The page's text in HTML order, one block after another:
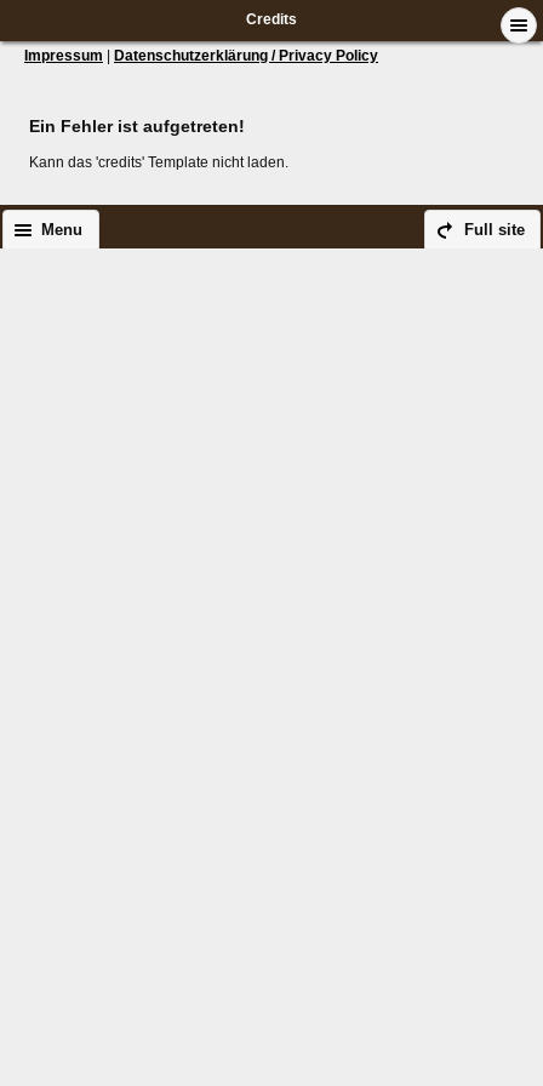
Credits
Impressum Datenschutzerklärung / Privacy Policy
Ein Fehler ist aufgetreten!
Kann das 'credits' Template nicht laden.
Full site
Menu